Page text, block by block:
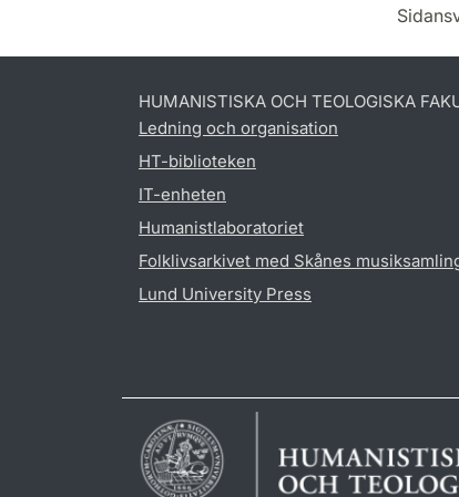
HUMANISTISKA OCH TEOLOGISKA
Ledning och organisation
HT-biblioteken
IT-enheten
Humanistlaboratoriet
Folklivsarkivet med Skånes
Lund University Press